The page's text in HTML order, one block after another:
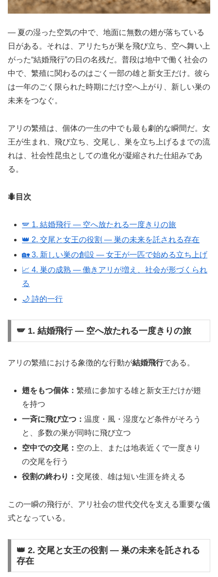
― 夏の湿った空気の中で、地面に無数の翅が落ちている
日がある。それは、アリたちが巣を飛び立ち、空へ舞い上
がった“結婚飛行”の日の名残だ。普段は地中で働く社会の
中で、繁殖に関わるのはごく一部の雄と新女王だけ。彼ら
は一年のごく限られた時期にだけ空へ上がり、新しい巣の
未来をつなぐ。
アリの繁殖は、個体の一生の中でも最も劇的な瞬間だ。女
王が生まれ、飛び立ち、交尾し、巣を立ち上げるまでの流
れは、社会性昆虫としての進化が凝縮された仕組みであ
る。
🐜目次
🪽 1. 結婚飛行 ― 空へ放たれる一度きりの旅
👑 2. 交尾と女王の役割 ― 巣の未来を託される存在
🏡 3. 新しい巣の創設 ― 女王が一匹で始める立ち上げ
📈 4. 巣の成熟 ― 働きアリが増え、社会が形づくられ
る
🌙 詩的一行
🪽 1. 結婚飛行 ― 空へ放たれる一度きりの旅
アリの繁殖における象徴的な行動が結婚飛行である。
翅をもつ個体：繁殖に参加する雄と新女王だけが翅
を持つ
一斉に飛び立つ：温度・風・湿度など条件がそろう
と、多数の巣が同時に飛び立つ
空中での交尾： 空の上、または地表近くで一度きり
の交尾を行う
役割の終わり：交尾後、雄は短い生涯を終える
この一瞬の飛行が、アリ社会の世代交代を支える重要な儀
式となっている。
👑 2. 交尾と女王の役割 ― 巣の未来を託される
存在